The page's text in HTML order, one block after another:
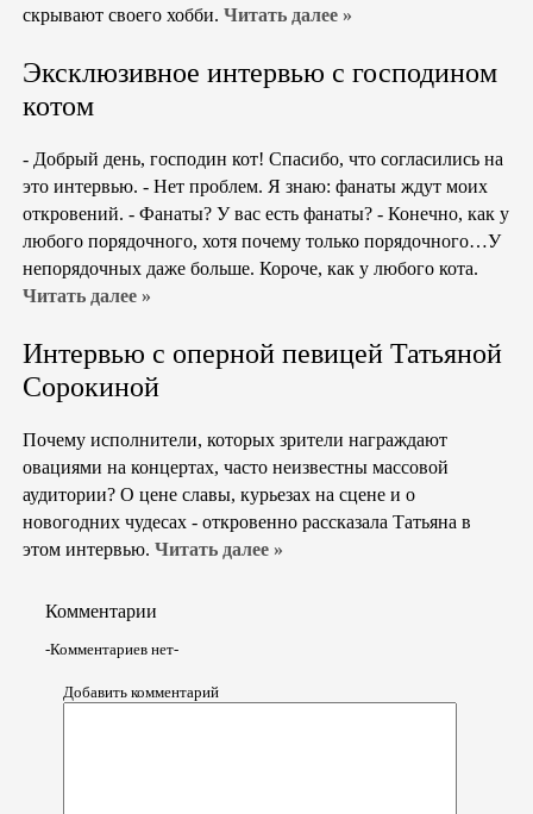
скрывают своего хобби. Читать далее »
Эксклюзивное интервью с господином
котом
- Добрый день, господин кот! Спасибо, что согласились на
это интервью. - Нет проблем. Я знаю: фанаты ждут моих
откровений. - Фанаты? У вас есть фанаты? - Конечно, как у
любого порядочного, хотя почему только порядочного…У
непорядочных даже больше. Короче, как у любого кота.
Читать далее »
Интервью с оперной певицей Татьяной
Сорокиной
Почему исполнители, которых зрители награждают
овациями на концертах, часто неизвестны массовой
аудитории? О цене славы, курьезах на сцене и о
новогодних чудесах - откровенно рассказала Татьяна в
этом интервью. Читать далее »
Комментарии
-Комментариев нет-
Добавить комментарий